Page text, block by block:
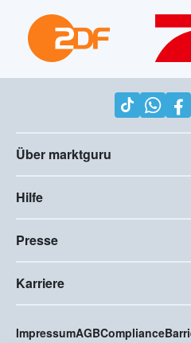
Über marktguru
Hilfe
Presse
Karriere
ImpressumAGBCompliance